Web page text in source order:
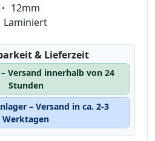
Eigenschaft:
12mm
Laminiert
& Lieferzeit
Versand innerhalb von 24
Stunden
– Versand in ca. 2-3
Werktagen